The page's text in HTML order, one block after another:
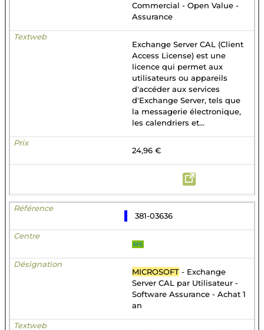
Commercial - Open Value -
Assurance
Exchange Server CAL (Client
Access License) est une
licence qui permet aux
utilisateurs ou appareils
d'accéder aux services
d'Exchange Server, tels que
la messagerie électronique,
les calendriers et...
24,96 €
381-03636
MS
MICROSOFT - Exchange
Server CAL par Utilisateur -
Software Assurance - Achat 1
an